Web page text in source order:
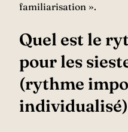
familiarisation ».
Quel est le
pour les
(rythme